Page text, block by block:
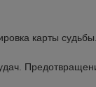
карты